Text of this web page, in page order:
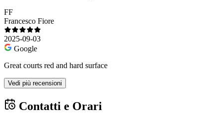
FF
Francesco Fiore
2025-09-03
Google
Great courts red and hard surface
Vedi più recensioni
Contatti e Orari